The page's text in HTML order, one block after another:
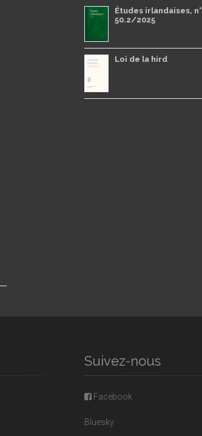
Études irlandaises, n°
50.2/2025
Loi de la hird
Suivez-nous
Facebook
Bluesky